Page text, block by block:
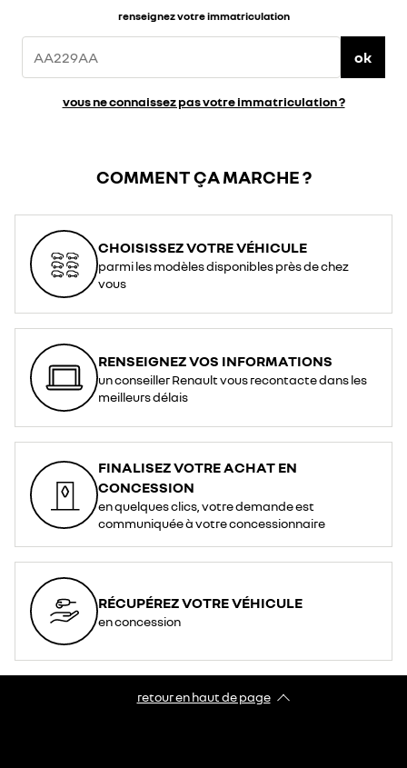
renseignez votre immatriculation
ok
vous ne connaissez pas votre immatriculation ?
COMMENT ÇA MARCHE ?
CHOISISSEZ VOTRE VÉHICULE
parmi les modèles disponibles près de chez
vous
RENSEIGNEZ VOS INFORMATIONS
un conseiller Renault vous recontacte dans les
meilleurs délais
FINALISEZ VOTRE ACHAT EN
CONCESSION
en quelques clics, votre demande est
communiquée à votre concessionnaire
RÉCUPÉREZ VOTRE VÉHICULE
en concession
retour en haut de page​